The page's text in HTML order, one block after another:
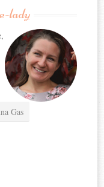
lady
Gas